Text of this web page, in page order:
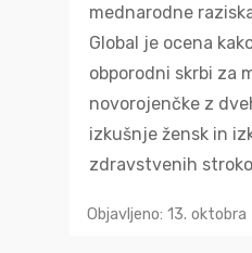
mednarodne
Global je ocena
obporodni skrbi za
novorojenčke z
izkušnje žensk in
zdravstvenih
Objavljeno: 13.